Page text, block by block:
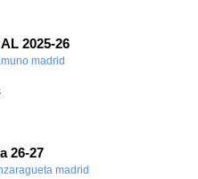
2025-26
madrid
26-27
madrid